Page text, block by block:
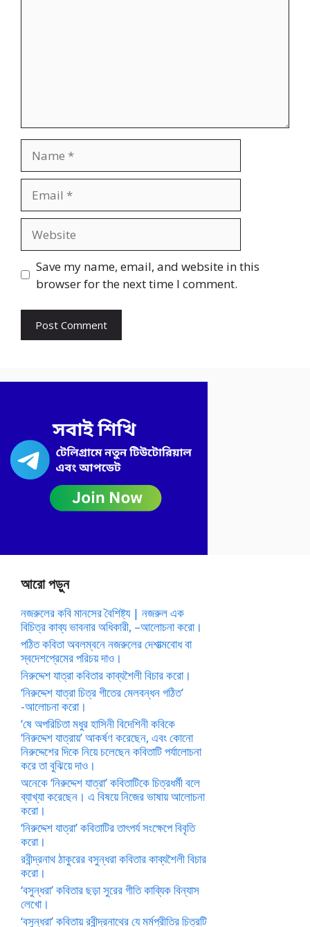
Save my name, email, and website in this
browser for the next time I comment.
আরো পড়ুন
নজরুলের কবি মানসের বৈশিষ্ট্য | নজরুল এক
বিচিত্র কাব্য ভাবনার অধিকারী, –আলোচনা করো।
পঠিত কবিতা অবলম্বনে নজরুলের দেশাত্মবোধ বা
স্বদেশপ্রেমের পরিচয় দাও।
নিরুদ্দেশ যাত্রা কবিতার কাব্যশৈলী বিচার করো।
‘নিরুদ্দেশ যাত্রা চিত্র গীতের মেলবন্ধন গঠিত’
-আলোচনা করো।
‘ষে অপরিচিতা মধুর হাসিনী বিদেশিনী কবিকে
‘নিরুদ্দেশ যাত্রায়’ আকর্ষণ করেছেন, এবং কোনো
নিরুদ্দেশের দিকে নিয়ে চলেছেন কবিতাটি পর্যালোচনা
করে তা বুঝিয়ে দাও।
অনেকে ‘নিরুদ্দেশ যাত্রা’ কবিতাটিকে চিত্রধর্মী বলে
ব্যাখ্যা করেছেন। এ বিষয়ে নিজের ভাষায় আলোচনা
করো।
‘নিরুদ্দেশ যাত্রা’ কবিতাটির তাৎপর্য সংক্ষেপে বিবৃতি
করো।
রবীন্দ্রনাথ ঠাকুরের বসুন্ধরা কবিতার কাব্যশৈলী বিচার
করো।
‘বসুন্ধরা’ কবিতার ছড়া সুরের গীতি কাব্যিক বিন্যাস
লেখো।
‘বসুন্ধরা’ কবিতায় রবীন্দ্রনাথের যে মর্মপ্রীতির চিত্রটি